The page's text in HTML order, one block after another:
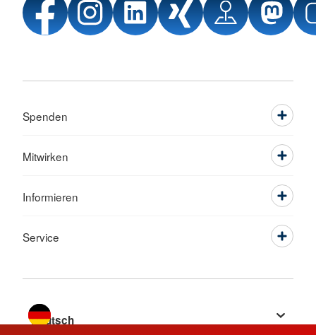
Spenden
Mitwirken
Informieren
Service
Sprache wechseln zu